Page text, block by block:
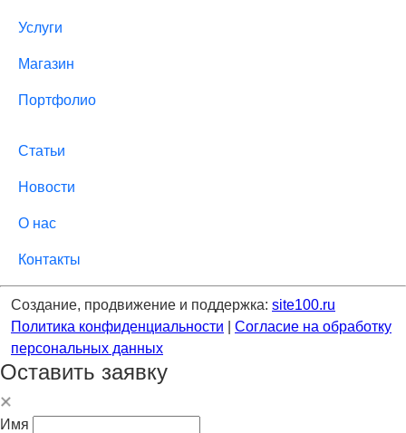
Услуги
Магазин
Портфолио
Статьи
Новости
О нас
Контакты
Создание, продвижение и поддержка: site100.ru
Политика конфиденциальности
Согласие на обработку
персональных данных
Оставить заявку
Имя